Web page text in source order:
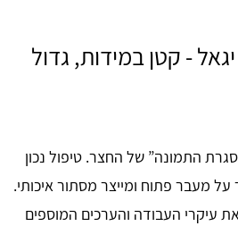
- קטן במידות, גדול
התמונה” של החצר. טיפול נכון
מעבר פתוח ומייצר מסתור איכותי.
עיקרי העבודה והערכים המוספים